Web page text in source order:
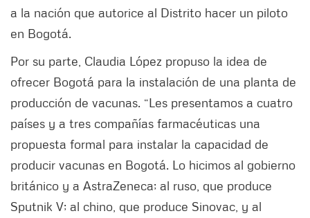
a la nación que autorice al Distrito hacer un piloto
en Bogotá.
Por su parte, Claudia López propuso la idea de
ofrecer Bogotá para la instalación de una planta de
producción de vacunas. “Les presentamos a cuatro
países y a tres compañías farmacéuticas una
propuesta formal para instalar la capacidad de
producir vacunas en Bogotá. Lo hicimos al gobierno
británico y a AstraZeneca; al ruso, que produce
Sputnik V; al chino, que produce Sinovac, y al